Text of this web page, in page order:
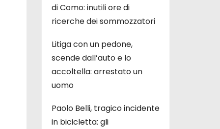
di Como: inutili ore di
ricerche dei sommozzatori
Litiga con un pedone,
scende dall’auto e lo
accoltella: arrestato un
uomo
Paolo Belli, tragico incidente
in bicicletta: gli